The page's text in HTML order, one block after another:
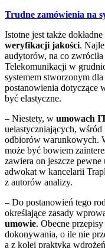
Trudne zamówienia na
Istotne jest także
weryfikacji jakości.
audytorów, na co
Telekomunikacji w
systemem stworzonym
postanowienia dotyczące
być elastyczne.
– Niestety, w umowach
uelastyczniających,
odbiorów warunkowych.
może być bowiem
zawiera on jeszcze
adwokat w kancelarii
z autorów analizy.
– Do postanowień tego
określające zasady
umowie. Obecne
dokonywania, o ile nie
a z kolei praktyka